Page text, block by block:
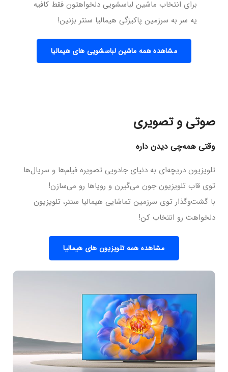
برای انتخاب ماشین لباسشویی دلخواهتون فقط کافیه
یه سر به سرزمین پاکیزگی هیمالیا سنتر بزنین!
مشاهده همه ماشین لباسشویی های هیمالیا
صوتی و تصویری
وقتی همه‌چی دیدن داره
تلویزیون دریچه‌ای به دنیای جادویی تصویره فیلم‌ها و سریال‌ها
توی قاب تلویزیون جون می‌گیرن و رویاها رو می‌سازن!
با گشت‌وگذار توی سرزمین تماشایی هیمالیا سنتر، تلویزیون
دلخواهت رو انتخاب کن!
مشاهده همه تلویزیون های هیمالیا